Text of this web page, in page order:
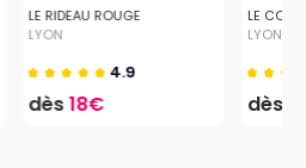
LE RIDEAU ROUGE
LYON
4.9
dès18€
LE
LYON
dès